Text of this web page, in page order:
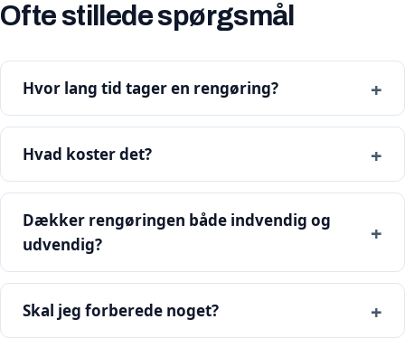
Ofte stillede spørgsmål
Hvor lang tid tager en rengøring?
Hvad koster det?
Dækker rengøringen både indvendig og
udvendig?
Skal jeg forberede noget?